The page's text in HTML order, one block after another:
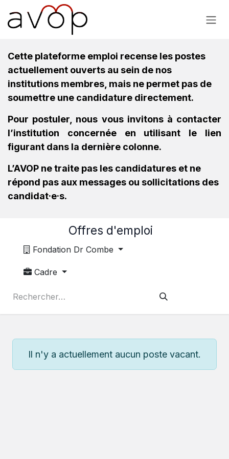
Se rendre au contenu
Cette plateforme emploi recense les postes
actuellement ouverts au sein de nos
institutions membres, mais ne permet pas de
soumettre une candidature directement.
Pour postuler, nous vous invitons à contacter
l’institution concernée en utilisant le lien
figurant dans la dernière colonne.
L’AVOP ne traite pas les candidatures et ne
répond pas aux messages ou sollicitations des
candidat·e·s.
Offres d'emploi
Fondation Dr Combe
Cadre
Il n'y a actuellement aucun poste vacant.